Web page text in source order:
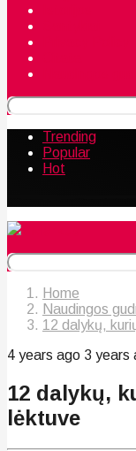
Trending
Popular
Hot
Home
Naudingos
12 dalykų,
4 years ago 3 years
12 dalykų,
lėktuve